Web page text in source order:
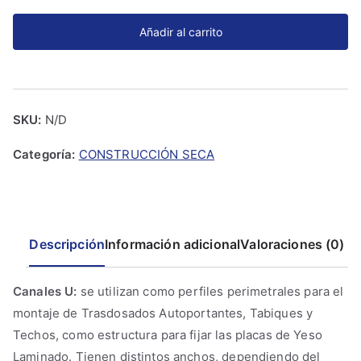
para
cantidad
Añadir al carrito
SKU: N/D
Categoría: CONSTRUCCIÓN SECA
DescripciónInformación adicionalValoraciones (0)
Canales U: se utilizan como perfiles perimetrales para el
montaje de Trasdosados Autoportantes, Tabiques y
Techos, como estructura para fijar las placas de Yeso
Laminado. Tienen distintos anchos, dependiendo del